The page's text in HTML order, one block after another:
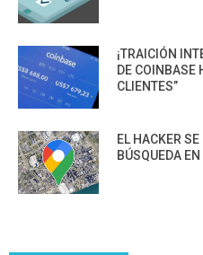
¡TRAICIÓN
DE COINBASE
CLIENTES”
EL HACKER
BÚSQUEDA